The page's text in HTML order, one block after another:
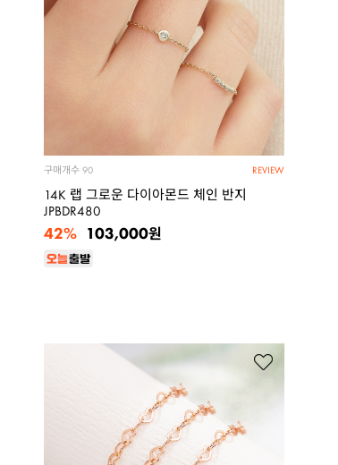
REVIEW
구매개수 90
14K 랩 그로운 다이아몬드 체인 반지
JPBDR480
103,000원
42%